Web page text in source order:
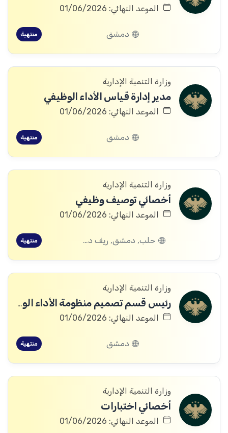
الموعد النهائي: 01/06/2026
دمشق منتهية
وزارة التنمية الإدارية
مدير إدارة قياس الأداء الوظيفي
الموعد النهائي: 01/06/2026
دمشق منتهية
وزارة التنمية الإدارية
أخصائي توصيف وظيفي
الموعد النهائي: 01/06/2026
حلب, دمشق, ريف دمشق, ديرالزور, اللاذقية, الرقة, حمص, حماة منتهية
وزارة التنمية الإدارية
رئيس قسم تصميم منظومة الأداء الوظيفي
الموعد النهائي: 01/06/2026
دمشق منتهية
وزارة التنمية الإدارية
أخصائي اختبارات
الموعد النهائي: 01/06/2026